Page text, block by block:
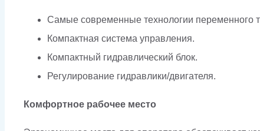
Самые современные технологии переменного
Компактная система управления.
Компактный гидравлический блок.
Регулирование гидравлики/двигателя.
Комфортное рабочее место